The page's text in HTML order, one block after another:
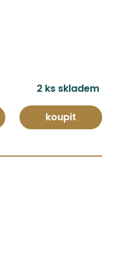
2 ks skladem
koupit